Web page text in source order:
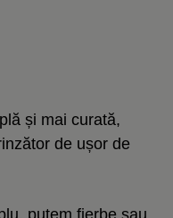
și mai curată,
de ușor de